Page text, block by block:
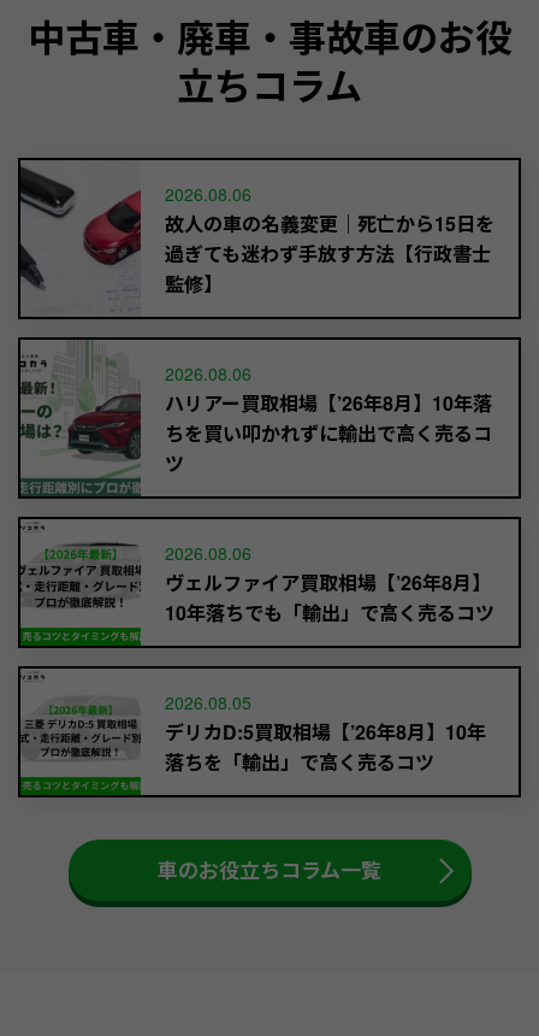
中古車・廃車・事故車のお役
立ちコラム
2026.08.06
故人の車の名義変更｜死亡から15日を
過ぎても迷わず手放す方法【行政書士
監修】
2026.08.06
ハリアー買取相場【’26年8月】10年落
ちを買い叩かれずに輸出で高く売るコ
ツ
2026.08.06
ヴェルファイア買取相場【’26年8月】
10年落ちでも「輸出」で高く売るコツ
2026.08.05
デリカD:5買取相場【’26年8月】10年
落ちを「輸出」で高く売るコツ
車のお役立ちコラム一覧